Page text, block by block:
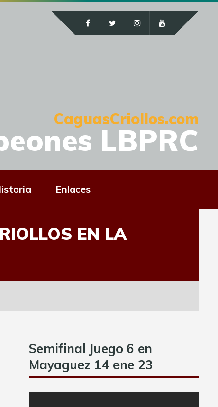
CaguasCriollos.com
LBPRC
Enlaces
EN LA
Semifinal Juego 6 en
Mayaguez 14 ene 23